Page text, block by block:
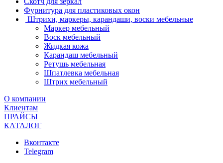
Фурнитура для пластиковых окон
Штрихи, маркеры, карандаши, воски мебельные
Маркер мебельный
Воск мебельный
Жидкая кожа
Карандаш мебельный
Ретушь мебельная
Шпатлевка мебельная
Штрих мебельный
О компании
Клиентам
ПРАЙСЫ
КАТАЛОГ
Вконтакте
Telegram